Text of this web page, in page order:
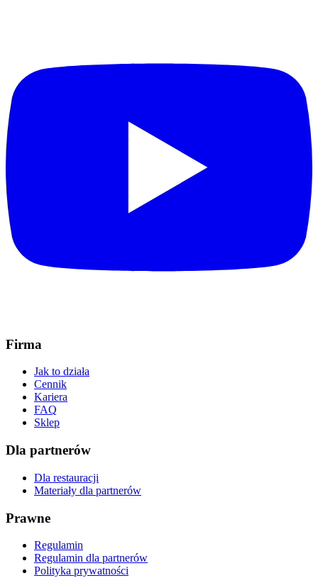
Firma
Jak to działa
Cennik
Kariera
FAQ
Sklep
Dla partnerów
Dla restauracji
Materiały dla partnerów
Prawne
Regulamin
Regulamin dla partnerów
Polityka prywatności